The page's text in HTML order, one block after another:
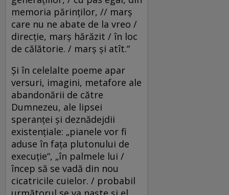
memoria părinţilor, // marş
care nu ne abate de la vreo /
direcţie, marş hărăzit / în loc
de călătorie. / marş şi atît.“
Şi în celelalte poeme apar
versuri, imagini, metafore ale
abandonării de către
Dumnezeu, ale lipsei
speranţei şi deznădejdii
existenţiale: „pianele vor fi
aduse în faţa plutonului de
execuţie“, „în palmele lui /
încep să se vadă din nou
cicatricile cuielor. / probabil